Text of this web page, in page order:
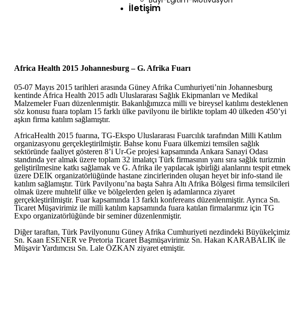
İletişim
Africa Health 2015 Johannesburg – G. Afrika Fuarı
05-07 Mayıs 2015 tarihleri arasında Güney Afrika Cumhuriyeti’nin Johannesburg
kentinde Africa Health 2015 adlı Uluslararası Sağlık Ekipmanları ve Medikal
Malzemeler Fuarı düzenlenmiştir. Bakanlığımızca milli ve bireysel katılımı desteklenen
söz konusu fuara toplam 15 farklı ülke pavilyonu ile birlikte toplam 40 ülkeden 450’yi
aşkın firma katılım sağlamıştır.
AfricaHealth 2015 fuarına, TG-Ekspo Uluslararası Fuarcılık tarafından Milli Katılım
organizasyonu gerçekleştirilmiştir. Bahse konu Fuara ülkemizi temsilen sağlık
sektöründe faaliyet gösteren 8’i Ur-Ge projesi kapsamında Ankara Sanayi Odası
standında yer almak üzere toplam 32 imalatçı Türk firmasının yanı sıra sağlık turizmin
geliştirilmesine katkı sağlamak ve G. Afrika ile yapılacak işbirliği alanlarını tespit etmek
üzere DEİK organizatörlüğünde hastane zincirlerinden oluşan heyet bir info-stand ile
katılım sağlamıştır. Türk Pavilyonu’na başta Sahra Altı Afrika Bölgesi firma temsilcileri
olmak üzere muhtelif ülke ve bölgelerden gelen iş adamlarınca ziyaret
gerçekleştirilmiştir. Fuar kapsamında 13 farklı konfereans düzenlenmiştir. Ayrıca Sn.
Ticaret Müşavirimiz ile milli katılım kapsamında fuara katılan firmalarımız için TG
Expo organizatörlüğünde bir seminer düzenlenmiştir.
Diğer taraftan, Türk Pavilyonunu Güney Afrika Cumhuriyeti nezdindeki Büyükelçimiz
Sn. Kaan ESENER ve Pretoria Ticaret Başmüşavirimiz Sn. Hakan KARABALIK ile
Müşavir Yardımcısı Sn. Lale ÖZKAN ziyaret etmiştir.